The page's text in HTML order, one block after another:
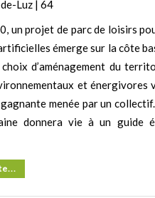
Luz | 64
un projet de parc de loisirs
émerge sur la côte
choix d’aménagement du
et énergivores
menée par un
donnera vie à un guide